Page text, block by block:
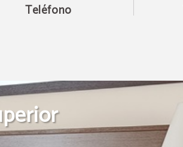
Teléfono